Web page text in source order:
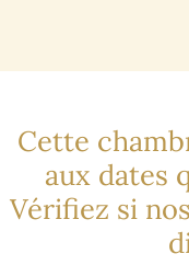
Cette
aux dates
Vérifiez si